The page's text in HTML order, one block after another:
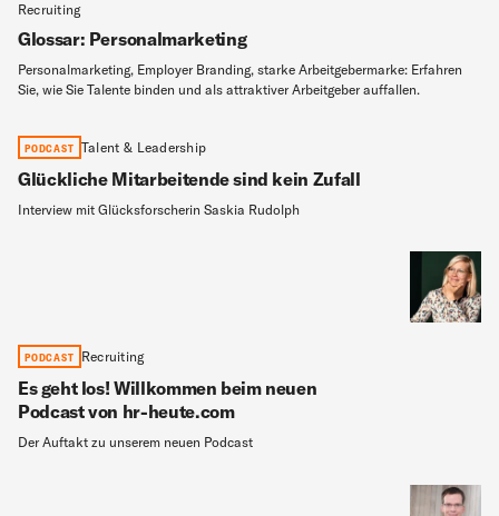
PODCAST Talent & Leadership
Glückliche Mitarbeitende sind kein Zufall
Interview mit Glücksforscherin Saskia Rudolph
PODCAST Recruiting
Es geht los! Willkommen beim neuen
Podcast von hr-heute.com
Der Auftakt zu unserem neuen Podcast
Recruiting
Glossar: Personalmarketing
Personalmarketing, Employer Branding, starke Arbeitgebermarke: Erfahren
Sie, wie Sie Talente binden und als attraktiver Arbeitgeber auffallen.